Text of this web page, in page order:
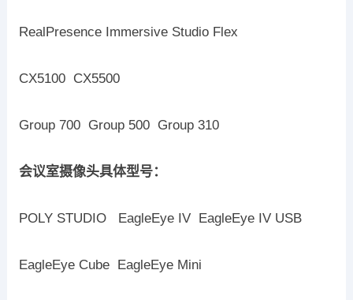
RealPresence Immersive Studio Flex
CX5100 CX5500
Group 700 Group 500 Group 310
会议室摄像头具体型号：
POLY STUDIO EagleEye IV EagleEye IV USB
EagleEye Cube EagleEye Mini